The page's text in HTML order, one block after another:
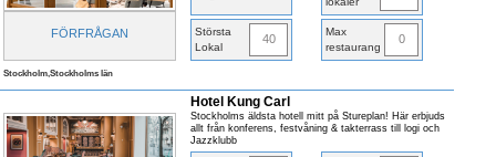
FÖRFRÅGAN
Största
Lokal
40
Max
restaurang
0
Stockholm,Stockholms län
Hotel Kung Carl
Stockholms äldsta hotell mitt på Stureplan! Här erbjuds
allt från konferens, festvåning & takterrass till logi och
Jazzklubb